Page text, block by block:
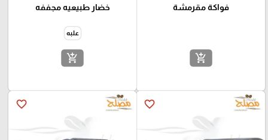
فواكة مقرمشة
add_shopping_cart
خضار طبيعيه مجففه
علبه
add_shopping_cart
favorite_border
favorite_border